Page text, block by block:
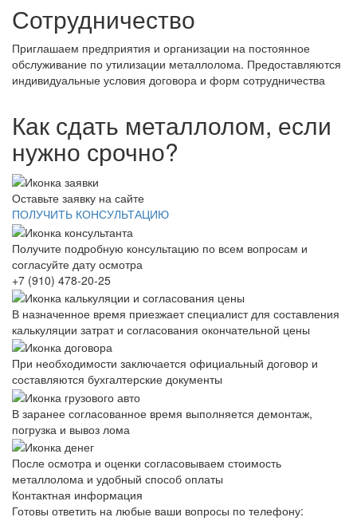
Сотрудничество
Приглашаем предприятия и организации на постоянное
обслуживание по утилизации металлолома. Предоставляются
индивидуальные условия договора и форм сотрудничества
Как сдать металлолом, если
нужно срочно?
Оставьте заявку на сайте
ПОЛУЧИТЬ КОНСУЛЬТАЦИЮ
Получите подробную консультацию по всем вопросам и
согласуйте дату осмотра
+7 (910) 478-20-25
В назначенное время приезжает специалист для составления
калькуляции затрат и согласования окончательной цены
При необходимости заключается официальный договор и
составляются бухгалтерские документы
В заранее согласованное время выполняется демонтаж,
погрузка и вывоз лома
После осмотра и оценки согласовываем стоимость
металлолома и удобный способ оплаты
Контактная информация
Готовы ответить на любые ваши вопросы по телефону: